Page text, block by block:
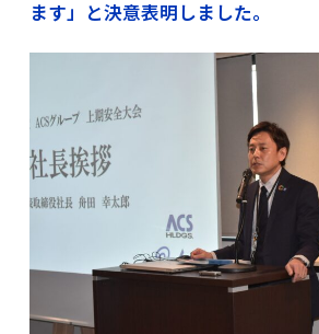
ます」と決意表明しました。